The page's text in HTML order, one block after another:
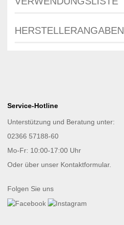
HERSTELLERANGABEN
Service-Hotline
Unterstützung und Beratung unter:
02366 57188-60
Mo-Fr: 10:00-17:00 Uhr
Oder über unser Kontaktformular.
Folgen Sie uns